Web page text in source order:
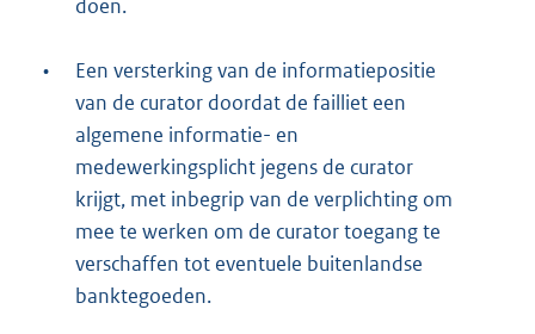
doen.
•
Een versterking van de informatiepositie
van de curator doordat de failliet een
algemene informatie- en
medewerkingsplicht jegens de curator
krijgt, met inbegrip van de verplichting om
mee te werken om de curator toegang te
verschaffen tot eventuele buitenlandse
banktegoeden.